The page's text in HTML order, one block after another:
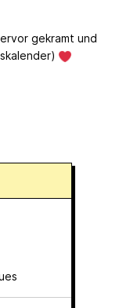
gekramt und